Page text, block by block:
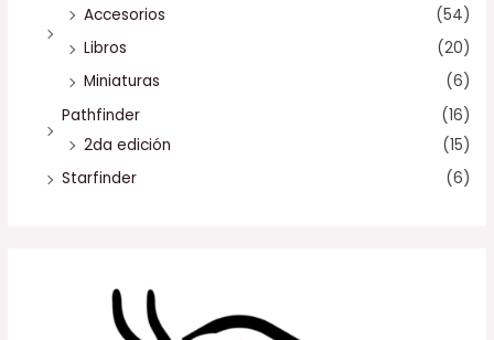
Accesorios
(54)
Libros
(20)
Miniaturas
(6)
Pathfinder
(16)
2da edición
(15)
Starfinder
(6)